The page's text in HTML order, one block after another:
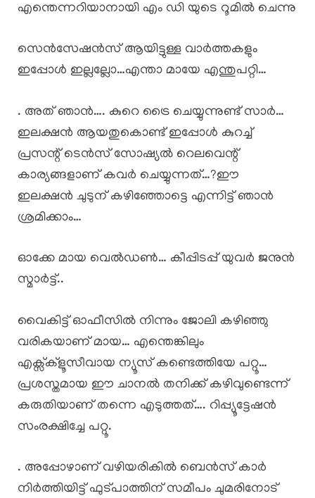
എന്തെന്നറിയാനായി എം ഡി യുടെ റൂമിൽ ചെന്നു
സെൻസേഷൻസ് ആയിട്ടുള്ള വാർത്തകളും
ഇപ്പോൾ ഇല്ലല്ലോ…എന്താ മായേ എന്തുപറ്റി…
. അത് ഞാൻ…. കുറെ ട്രൈ ചെയ്യുന്നുണ്ട് സാർ…
ഇലക്ഷൻ ആയതുകൊണ്ട് ഇപ്പോൾ കുറച്ച്
പ്രസന്റ് ടെൻസ് സോഷ്യൽ റെലവെന്റ്
കാര്യങ്ങളാണ് കവർ ചെയ്യുന്നത്…?ഈ
ഇലക്ഷൻ ചുടുന് കഴിഞ്ഞോട്ടെ എന്നിട്ട് ഞാൻ
ശ്രമിക്കാം…
ഓക്കേ മായ വെൽഡൺ… കീപ്പിടപ്പ്‌ യുവർ ജനുൻ
സ്മാർട്ട്..
വൈകിട്ട് ഓഫീസിൽ നിന്നും ജോലി കഴിഞ്ഞു
വരികയാണ് മായ… എന്തെങ്കിലും
എക്സ്ക്ളൂസീവായ ന്യൂസ് കണ്ടെത്തിയേ പറ്റൂ…
പ്രശസ്തമായ ഈ ചാനൽ തനിക്ക് കഴിവുണ്ടെന്ന്
കരുതിയാണ് തന്നെ എടുത്തത്…. റിപ്പ്യൂട്ടേഷൻ
സംരക്ഷിച്ചേ പറ്റൂ.
. അപ്പോഴാണ് വഴിയരികിൽ ബെൻസ് കാർ
നിർത്തിയിട്ട് ഫുട്പാത്തിന് സമീപം ചുമരിനോട്